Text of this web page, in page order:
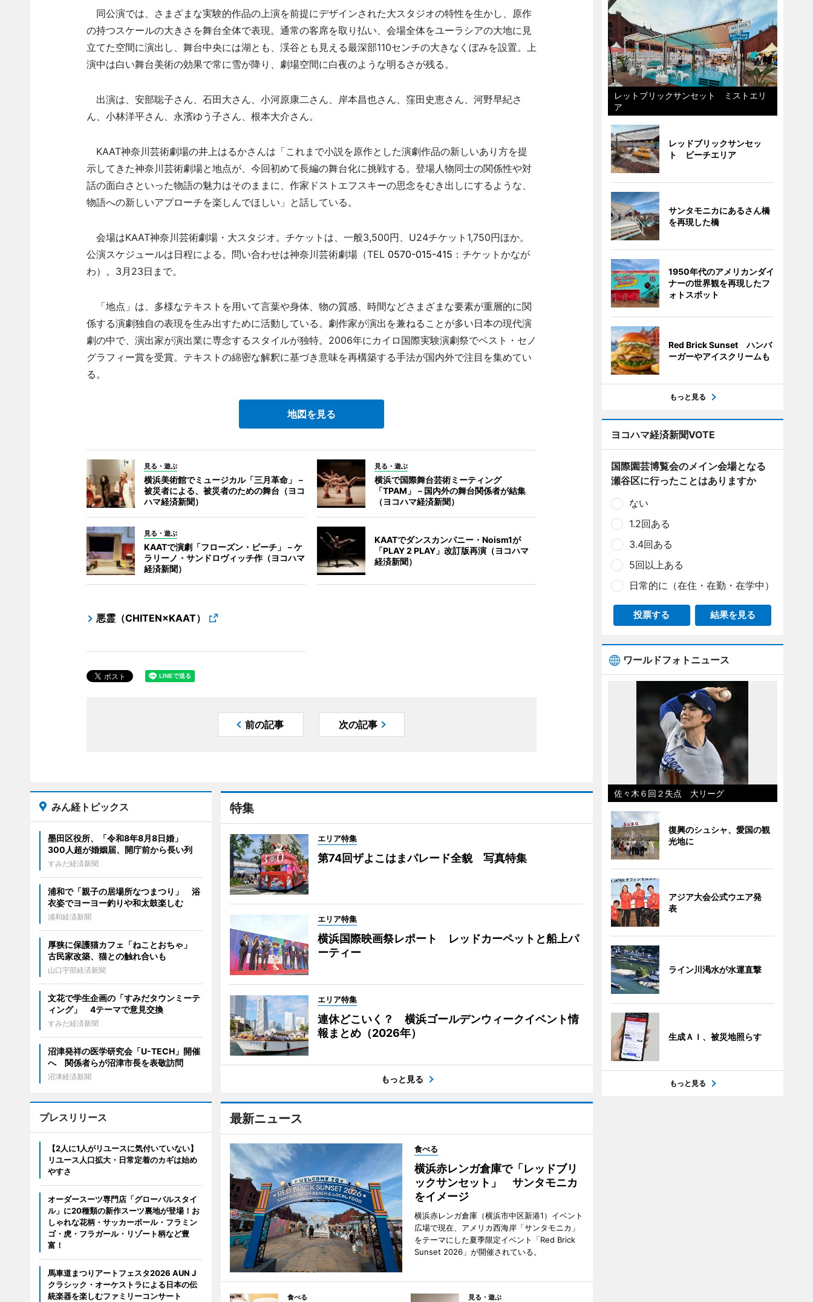
同公演では、さまざまな実験的作品の上演を前提にデザインされた大スタジオの特性を生かし、原作
の持つスケールの大きさを舞台全体で表現。通常の客席を取り払い、会場全体をユーラシアの大地に見
立てた空間に演出し、舞台中央には湖とも、渓谷とも見える最深部110センチの大きなくぼみを設置。上
演中は白い舞台美術の効果で常に雪が降り、劇場空間に白夜のような明るさが残る。
出演は、安部聡子さん、石田大さん、小河原康二さん、岸本昌也さん、窪田史恵さん、河野早紀さ
ん、小林洋平さん、永濱ゆう子さん、根本大介さん。
KAAT神奈川芸術劇場の井上はるかさんは「これまで小説を原作とした演劇作品の新しいあり方を提
示してきた神奈川芸術劇場と地点が、今回初めて長編の舞台化に挑戦する。登場人物同士の関係性や対
話の面白さといった物語の魅力はそのままに、作家ドストエフスキーの思念をむき出しにするような、
物語への新しいアプローチを楽しんでほしい」と話している。
会場はKAAT神奈川芸術劇場・大スタジオ。チケットは、一般3,500円、U24チケット1,750円ほか。
公演スケジュールは日程による。問い合わせは神奈川芸術劇場（TEL 0570-015-415 ：チケットかなが
わ）。3月23日まで。
「地点」は、多様なテキストを用いて言葉や身体、物の質感、時間などさまざまな要素が重層的に関
係する演劇独自の表現を生み出すために活動している。劇作家が演出を兼ねることが多い日本の現代演
劇の中で、演出家が演出業に専念するスタイルが独特。2006年にカイロ国際実験演劇祭でベスト・セノ
グラフィー賞を受賞。テキストの綿密な解釈に基づき意味を再構築する手法が国内外で注目を集めてい
る。
地図を見る
見る・遊ぶ
横浜美術館でミュージカル「三月革命」－
被災者による、被災者のための舞台（ヨコ
ハマ経済新聞）
見る・遊ぶ
横浜で国際舞台芸術ミーティング
「TPAM」－国内外の舞台関係者が結集
（ヨコハマ経済新聞）
見る・遊ぶ
KAATで演劇「フローズン・ビーチ」－ケ
ラリーノ・サンドロヴィッチ作（ヨコハマ
経済新聞）
KAATでダンスカンパニー・Noism1が
「PLAY 2 PLAY」改訂版再演（ヨコハマ
経済新聞）
悪霊（CHITEN×KAAT）
前の記事 次の記事
特集
エリア特集
第74回ザよこはまパレード全貌 写真特集
エリア特集
横浜国際映画祭レポート レッドカーペットと船上パ
ーティー
エリア特集
連休どこいく？ 横浜ゴールデンウィークイベント情
報まとめ（2026年）
もっと見る
最新ニュース
食べる
横浜赤レンガ倉庫で「レッドブリ
ックサンセット」 サンタモニカ
をイメージ
横浜赤レンガ倉庫（横浜市中区新港1）イベント
広場で現在、アメリカ西海岸「サンタモニカ」
をテーマにした夏季限定イベント「Red Brick
Sunset 2026」が開催されている。
食べる 見る・遊ぶ
みん経トピックス
墨田区役所、「令和8年8月8日婚」
300人超が婚姻届、開庁前から長い列
すみだ経済新聞
浦和で「親子の居場所なつまつり」 浴
衣姿でヨーヨー釣りや和太鼓楽しむ
浦和経済新聞
厚狭に保護猫カフェ「ねことおちゃ」
古民家改築、猫との触れ合いも
山口宇部経済新聞
文花で学生企画の「すみだタウンミーテ
ィング」 4テーマで意見交換
すみだ経済新聞
沼津発祥の医学研究会「U-TECH」開催
へ 関係者らが沼津市長を表敬訪問
沼津経済新聞
プレスリリース
【2人に1人がリユースに気付いていない】
リユース人口拡大・日常定着のカギは始め
やすさ
オーダースーツ専門店「グローバルスタイ
ル」に20種類の新作スーツ裏地が登場！お
しゃれな花柄・サッカーボール・フラミン
ゴ・虎・フラガール・リゾート柄など豊
富！
馬車道まつりアートフェスタ2026 AUN J
クラシック・オーケストラによる日本の伝
統楽器を楽しむファミリーコンサート
レットブリックサンセット ミストエリ
ア
レッドブリックサンセッ
ト ビーチエリア
サンタモニカにあるさん橋
を再現した橋
1950年代のアメリカンダイ
ナーの世界観を再現したフ
ォトスポット
Red Brick Sunset ハンバ
ーガーやアイスクリームも
もっと見る
ヨコハマ経済新聞VOTE
国際園芸博覧会のメイン会場となる
瀬谷区に行ったことはありますか
ない
1.2回ある
3.4回ある
5回以上ある
日常的に（在住・在勤・在学中）
投票する 結果を見る
ワールドフォトニュース
佐々木６回２失点 大リーグ
復興のシュシャ、愛国の観
光地に
アジア大会公式ウエア発
表
ライン川渇水が水運直撃
生成ＡＩ、被災地照らす
もっと見る